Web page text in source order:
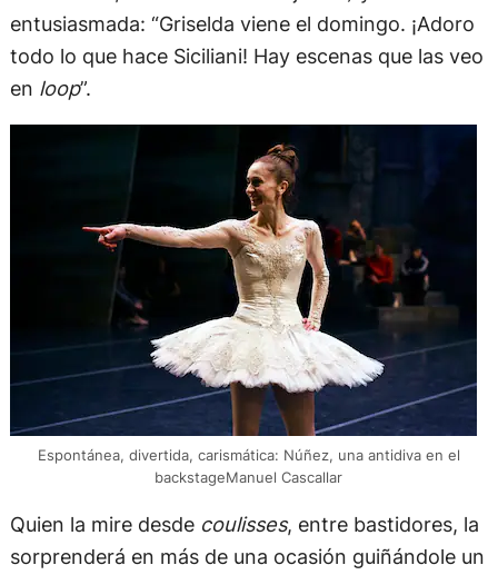
entusiasmada: “Griselda viene el domingo. ¡Adoro
todo lo que hace Siciliani! Hay escenas que las veo
en loop”.
Espontánea, divertida, carismática: Núñez, una antidiva en el
backstageManuel Cascallar
Quien la mire desde coulisses, entre bastidores, la
sorprenderá en más de una ocasión guiñándole un